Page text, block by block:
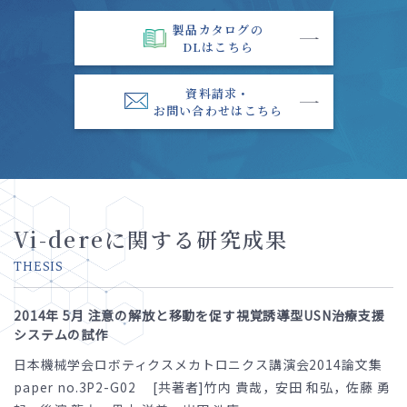
製品カタログの
DLはこちら
資料請求・
お問い合わせはこちら
Vi-dereに関する研究成果
THESIS
2014年 5月 注意の解放と移動を促す視覚誘導型USN治療支援
システムの試作
日本機械学会ロボティクスメカトロニクス講演会2014論文集
paper no.3P2-G02 [共著者]竹内 貴哉，安田 和弘，佐藤 勇